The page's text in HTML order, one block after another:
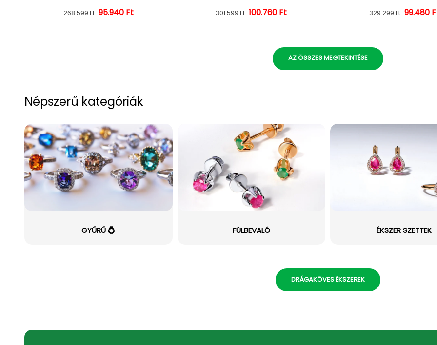
Normál ár
268.599 Ft Kedvezményes ár
95.940 Ft Normál ár
301.599 Ft Kedvezményes ár
100.760 Ft Normál
329.299 Ft 99.480
AZ ÖSSZES MEGTEKINTÉSE
Népszerű kategóriák
GYŰRŰ 💍 FÜLBEVALÓ ÉKSZER SZETTEK
DRÁGAKÖVES ÉKSZEREK